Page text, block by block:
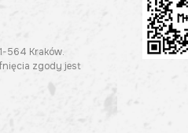
564 Kraków.
zgody jest